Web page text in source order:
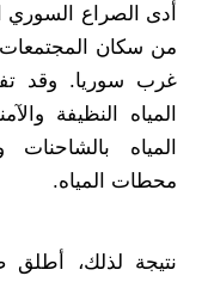
أدى الصراع السوري
من سكان المجتمعات
غرب سوريا. وقد
المياه النظيفة
المياه
محطات المياه.
نتيجة لذلك، أطلق